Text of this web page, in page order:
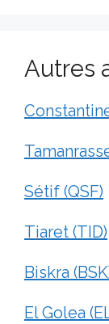
Autres
Sétif (QSF)
Tiaret (TID)
Biskra
El Golea